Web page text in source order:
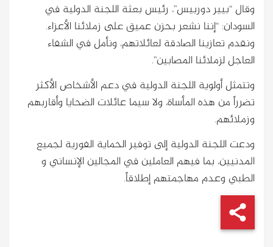
وقال “بيير دوربيس”، رئيس بعثة اللجنة الدولية في
السودان: “إننا نشعر بحزن عميق على زملائنا الأعزاء.
ونقدم تعازينا الصادقة لعائلاتهم، ونأمل في الشفاء
العاجل لزملائنا المصابين”.
وتتمثل أولوية اللجنة الدولية في دعم الأشخاص الأكثر
تضرراً من هذه المأساة، ولا سيما عائلات الضحايا وأقاربهم
وزملائهم.
ودعت اللجنة الدولية إلى توفير الحماية الفورية لجميع
المدنيين، بما فيهم العاملين في المجالين الإنساني و
الطبي وعدم مهاجمتهم إطلاقاً.